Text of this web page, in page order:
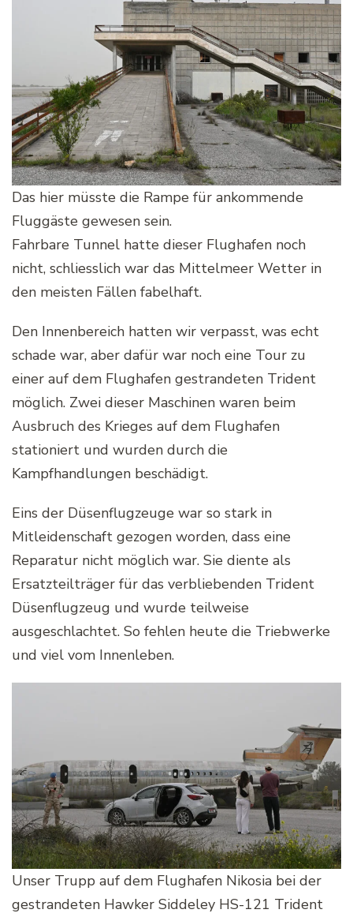
Das hier müsste die Rampe für ankommende
Fluggäste gewesen sein.
Fahrbare Tunnel hatte dieser Flughafen noch
nicht, schliesslich war das Mittelmeer Wetter in
den meisten Fällen fabelhaft.
Den Innenbereich hatten wir verpasst, was echt
schade war, aber dafür war noch eine Tour zu
einer auf dem Flughafen gestrandeten Trident
möglich. Zwei dieser Maschinen waren beim
Ausbruch des Krieges auf dem Flughafen
stationiert und wurden durch die
Kampfhandlungen beschädigt.
Eins der Düsenflugzeuge war so stark in
Mitleidenschaft gezogen worden, dass eine
Reparatur nicht möglich war. Sie diente als
Ersatzteilträger für das verbliebenden Trident
Düsenflugzeug und wurde teilweise
ausgeschlachtet. So fehlen heute die Triebwerke
und viel vom Innenleben.
Unser Trupp auf dem Flughafen Nikosia bei der
gestrandeten Hawker Siddeley HS-121 Trident